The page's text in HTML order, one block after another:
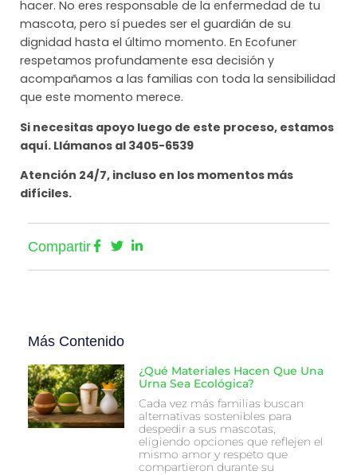
hacer. No eres responsable de la enfermedad de tu
mascota, pero sí puedes ser el guardián de su
dignidad hasta el último momento. En Ecofuner
respetamos profundamente esa decisión y
acompañamos a las familias con toda la sensibilidad
que este momento merece.
Si necesitas apoyo luego de este proceso, estamos
aquí. Llámanos al 3405-6539
Atención 24/7, incluso en los momentos más
difíciles.
Compartir
Más Contenido
¿Qué Materiales Hacen Que Una
Urna Sea Ecológica?
Cada vez más familias buscan
alternativas sostenibles para
despedir a sus mascotas,
eligiendo opciones que reflejen el
mismo amor y respeto que
compartieron durante su